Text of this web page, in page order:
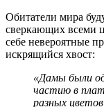
Обитатели мира
сверкающих всеми
себе невероятные
искрящийся хвост:
«Дамы были
частию в
разных